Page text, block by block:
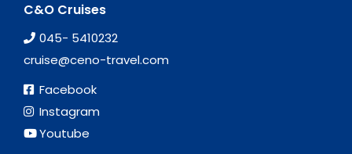
C&O Cruises
045- 5410232
cruise@ceno-travel.com
Facebook
Instagram
Youtube